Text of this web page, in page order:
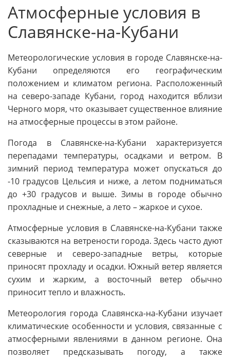
Атмосферные условия в
Славянске-на-Кубани
Метеорологические условия в городе Славянске-на-
Кубани определяются его географическим
положением и климатом региона. Расположенный
на северо-западе Кубани, город находится вблизи
Черного моря, что оказывает существенное влияние
на атмосферные процессы в этом районе.
Погода в Славянске-на-Кубани характеризуется
перепадами температуры, осадками и ветром. В
зимний период температура может опускаться до
-10 градусов Цельсия и ниже, а летом подниматься
до +30 градусов и выше. Зимы в городе обычно
прохладные и снежные, а лето – жаркое и сухое.
Атмосферные условия в Славянске-на-Кубани также
сказываются на ветрености города. Здесь часто дуют
северные и северо-западные ветры, которые
приносят прохладу и осадки. Южный ветер является
сухим и жарким, а восточный ветер обычно
приносит тепло и влажность.
Метеорология города Славянска-на-Кубани изучает
климатические особенности и условия, связанные с
атмосферными явлениями в данном регионе. Она
позволяет предсказывать погоду, а также